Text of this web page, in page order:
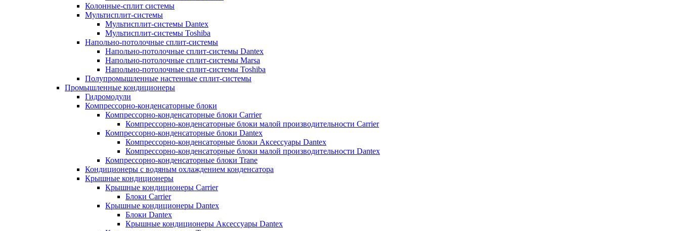
Колонные-сплит системы
Мультисплит-системы
Мультисплит-системы Dantex
Мультисплит-системы Toshiba
Напольно-потолочные сплит-системы
Напольно-потолочные сплит-системы Dantex
Напольно-потолочные сплит-системы Marsa
Напольно-потолочные сплит-системы Toshiba
Полупромышленные настенные сплит-системы
Промышленные кондиционеры
Гидромодули
Компрессорно-конденсаторные блоки
Компрессорно-конденсаторные блоки Carrier
Компрессорно-конденсаторные блоки малой производительности Carrier
Компрессорно-конденсаторные блоки Dantex
Компрессорно-конденсаторные блоки Аксессуары Dantex
Компрессорно-конденсаторные блоки малой производительности Dantex
Компрессорно-конденсаторные блоки Trane
Кондиционеры с водяным охлаждением конденсатора
Крышные кондиционеры
Крышные кондиционеры Carrier
Блоки Carrier
Крышные кондиционеры Dantex
Блоки Dantex
Крышные кондиционеры Аксессуары Dantex